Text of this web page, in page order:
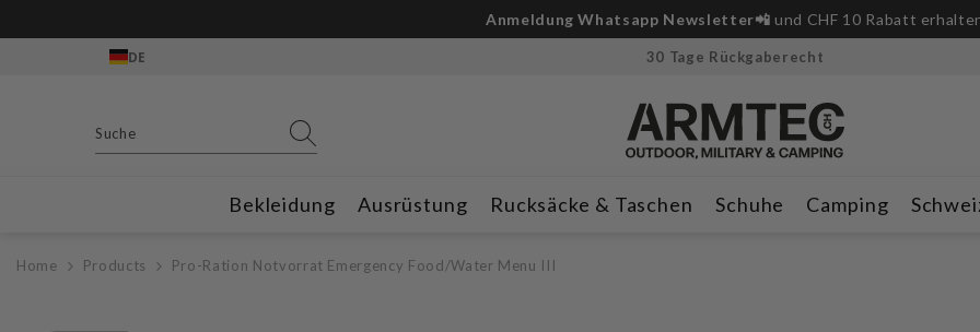
Anmeldung Whatsapp Newsletter📲 und CHF 10 Rabatt
DE 30 Tage Rückgaberecht
Bekleidung Ausrüstung Rucksäcke & Taschen Schuhe Camping
Home Products Pro-Ration Notvorrat Emergency Food/Water Menu III